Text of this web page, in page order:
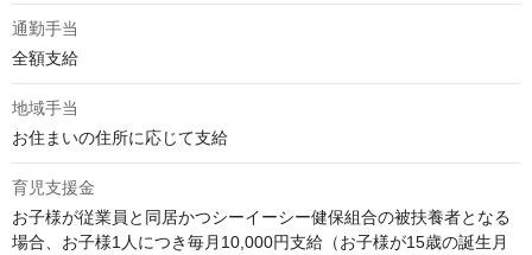
通勤手当
全額支給
地域手当
お住まいの住所に応じて支給
育児支援金
お子様が従業員と同居かつシーイーシー健保組合の被扶養者となる
場合、お子様1人につき毎月10,000円支給（お子様が15歳の誕生月